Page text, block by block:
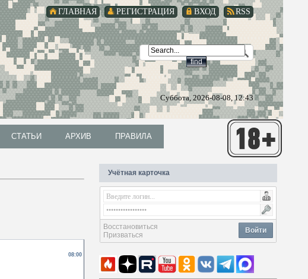
RSS
ВХОД
РЕГИСТРАЦИЯ
ГЛАВНАЯ
Суббота, 2026-08-08, 12:43
СТАТЬИ АРХИВ ПРАВИЛА
08:00
Учётная карточка
Войти
Восстановиться
Призваться